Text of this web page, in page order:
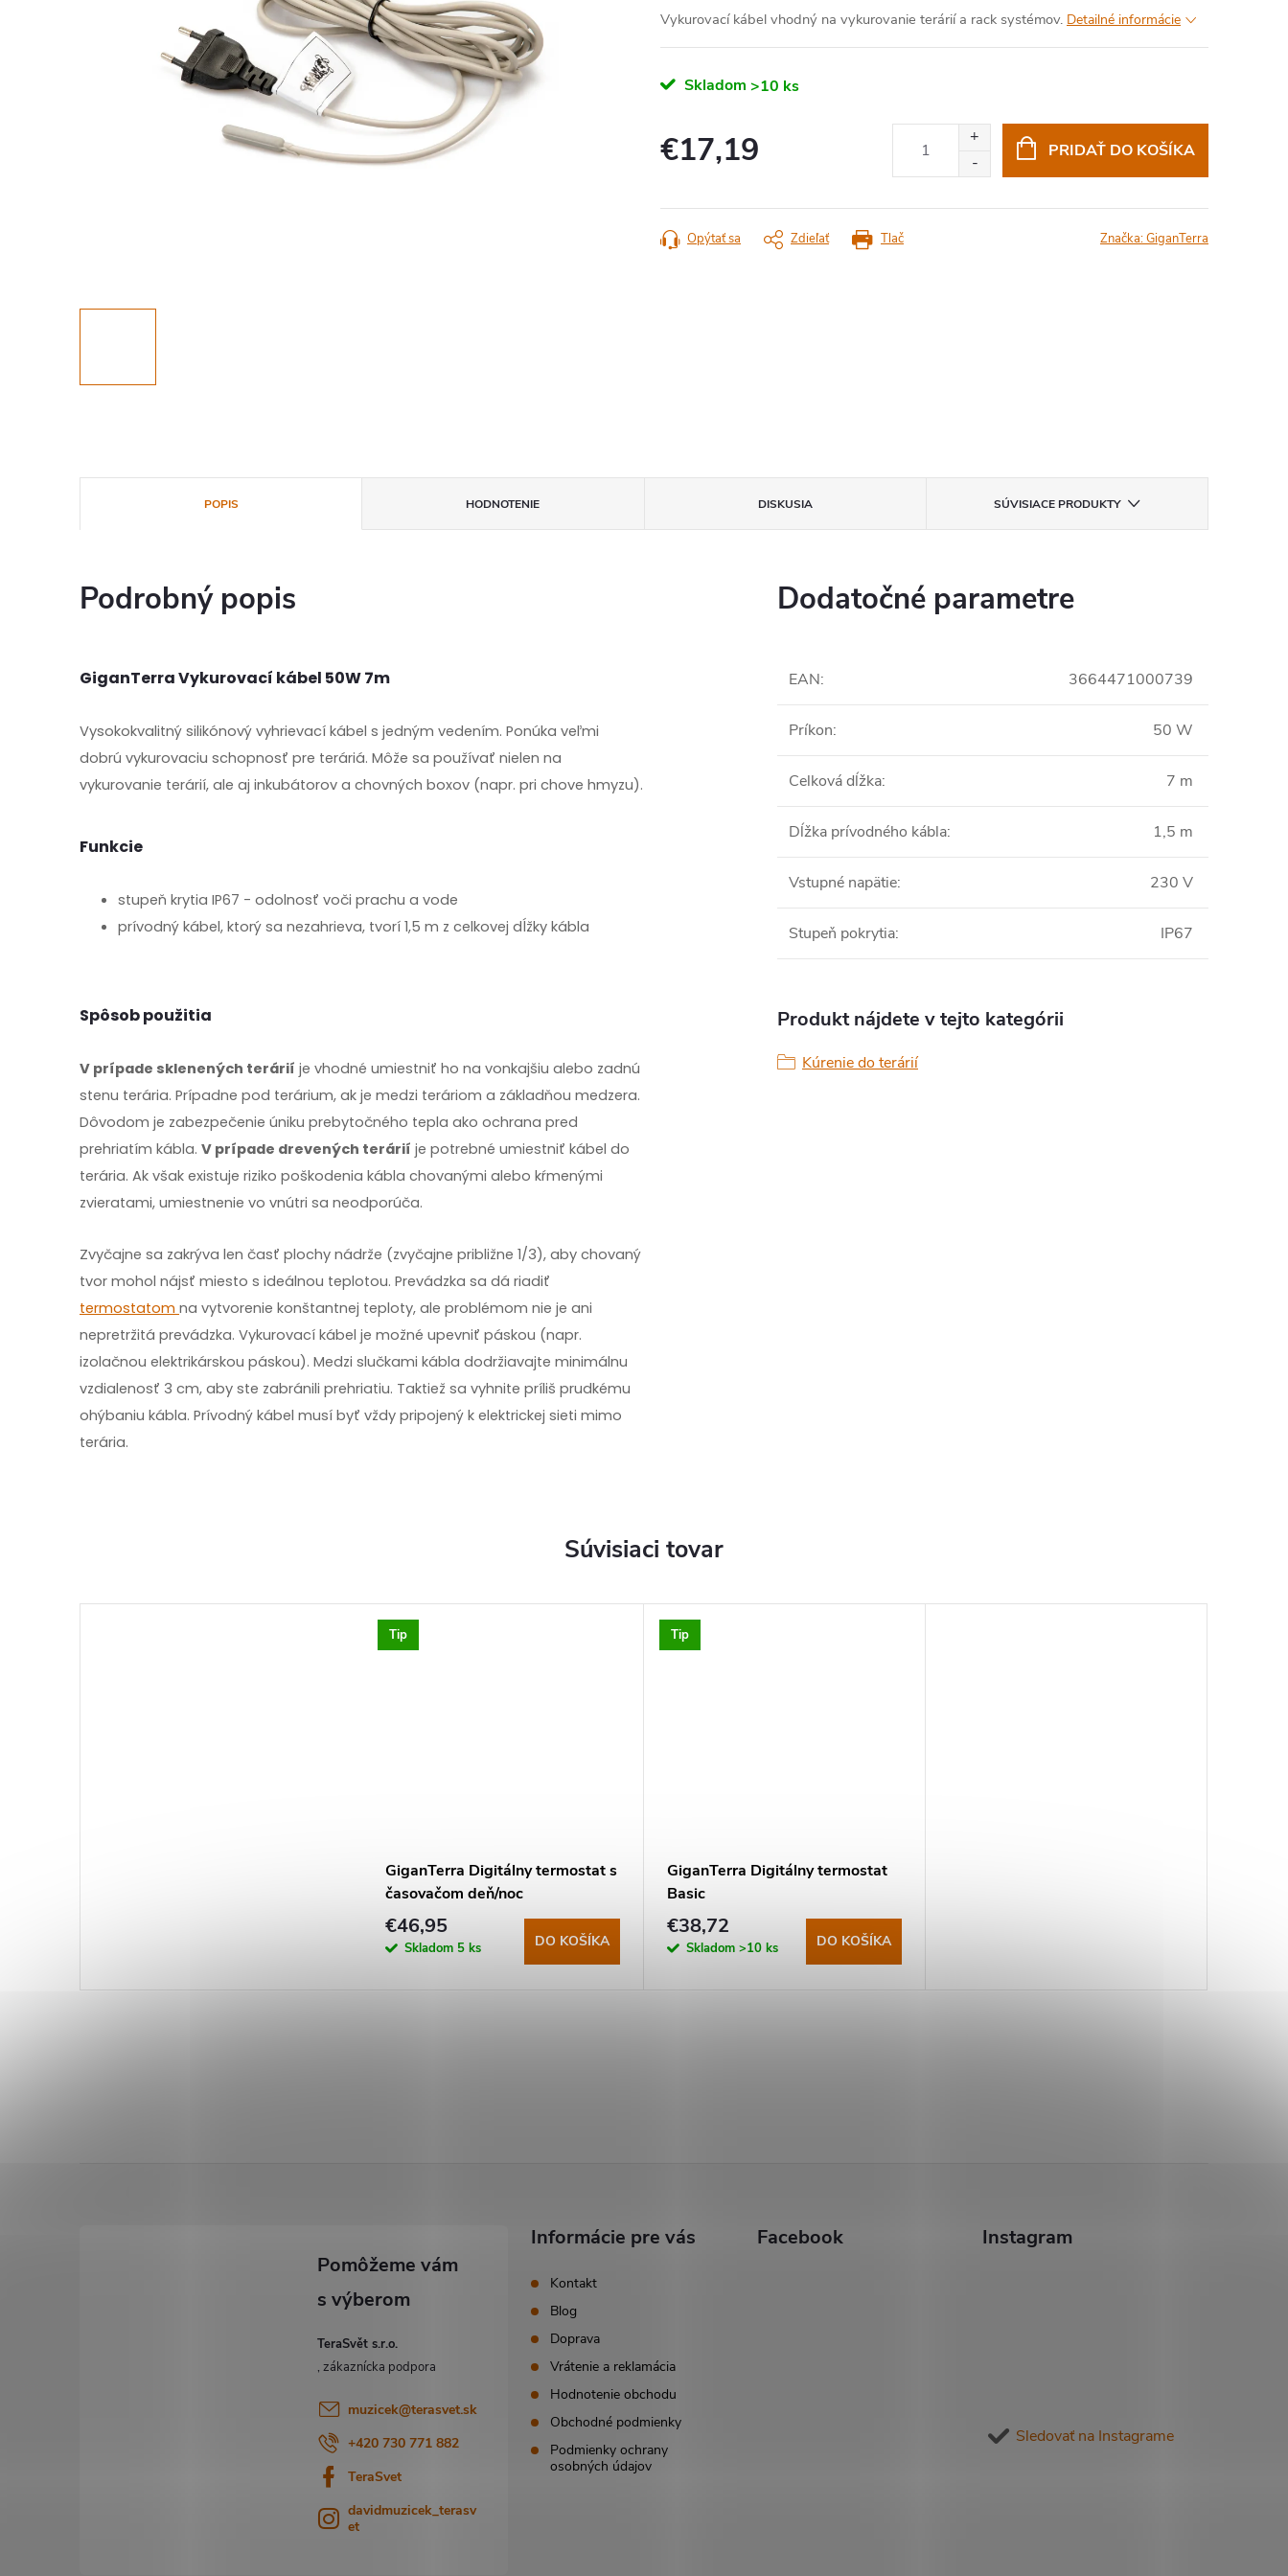
Vykurovací kábel vhodný na vykurovanie terárií a rack systémov. Detailné informácie
Skladom >10 ks
€17,19 PRIDAŤ DO KOŠÍKA
Tlač
Opýtať sa Zdieľať Značka:GiganTerra
POPIS HODNOTENIE DISKUSIA SÚVISIACE PRODUKTY
Podrobný popis
GiganTerra Vykurovací kábel 50W 7m
Vysokokvalitný silikónový vyhrievací kábel s jedným vedením. Ponúka veľmi
dobrú vykurovaciu schopnosť pre teráriá. Môže sa používať nielen na
vykurovanie terárií, ale aj inkubátorov a chovných boxov (napr. pri chove hmyzu).
Funkcie
stupeň krytia IP67 - odolnosť voči prachu a vode
prívodný kábel, ktorý sa nezahrieva, tvorí 1,5 m z celkovej dĺžky kábla
Spôsob použitia
V prípade sklenených terárií je vhodné umiestniť ho na vonkajšiu alebo zadnú
stenu terária. Prípadne pod terárium, ak je medzi teráriom a základňou medzera.
Dôvodom je zabezpečenie úniku prebytočného tepla ako ochrana pred
prehriatím kábla. V prípade drevených terárií je potrebné umiestniť kábel do
terária. Ak však existuje riziko poškodenia kábla chovanými alebo kŕmenými
zvieratami, umiestnenie vo vnútri sa neodporúča.
Zvyčajne sa zakrýva len časť plochy nádrže (zvyčajne približne 1/3), aby chovaný
tvor mohol nájsť miesto s ideálnou teplotou. Prevádzka sa dá riadiť
termostatom na vytvorenie konštantnej teploty, ale problémom nie je ani
nepretržitá prevádzka. Vykurovací kábel je možné upevniť páskou (napr.
izolačnou elektrikárskou páskou). Medzi slučkami kábla dodržiavajte minimálnu
vzdialenosť 3 cm, aby ste zabránili prehriatiu. Taktiež sa vyhnite príliš prudkému
ohýbaniu kábla. Prívodný kábel musí byť vždy pripojený k elektrickej sieti mimo
terária.
Dodatočné parametre
EAN: 3664471000739
Príkon: 50 W
Celková dĺžka: 7 m
Dĺžka prívodného kábla: 1,5 m
Vstupné napätie: 230 V
Stupeň pokrytia: IP67
Produkt nájdete v tejto kategórii
Kúrenie do terárií
Súvisiaci tovar
Tip
GiganTerra Digitálny termostat s
časovačom deň/noc
€46,95
Skladom 5 ks DO KOŠÍKA
Tip
GiganTerra Digitálny termostat
Basic
€38,72
Skladom >10 ks DO KOŠÍKA
TeraSvět s.r.o.
muzicek@terasvet.sk
+420 730 771 882
TeraSvet
davidmuzicek_terasv
et
Informácie pre vás
Kontakt
Blog
Doprava
Vrátenie a reklamácia
Hodnotenie obchodu
Obchodné podmienky
Podmienky ochrany
osobných údajov
Facebook Instagram
Sledovať na Instagrame